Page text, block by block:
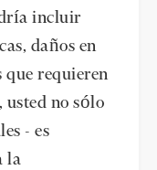
incluir
daños en
que requieren
usted no sólo
- es
la